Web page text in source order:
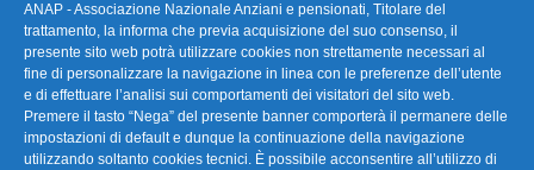
ANAP - Associazione Nazionale Anziani e pensionati, Titolare del
trattamento, la informa che previa acquisizione del suo consenso, il
presente sito web potrà utilizzare cookies non strettamente necessari al
fine di personalizzare la navigazione in linea con le preferenze dell’utente
e di effettuare l’analisi sui comportamenti dei visitatori del sito web.
Premere il tasto “Nega” del presente banner comporterà il permanere delle
impostazioni di default e dunque la continuazione della navigazione
utilizzando soltanto cookies tecnici. È possibile acconsentire all’utilizzo di
FAQ – Domande Frequenti
La nostra Newsletter
Link Utili